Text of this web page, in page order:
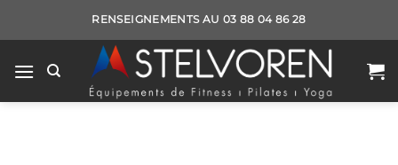
RENSEIGNEMENTS AU 03 88 04 86 28